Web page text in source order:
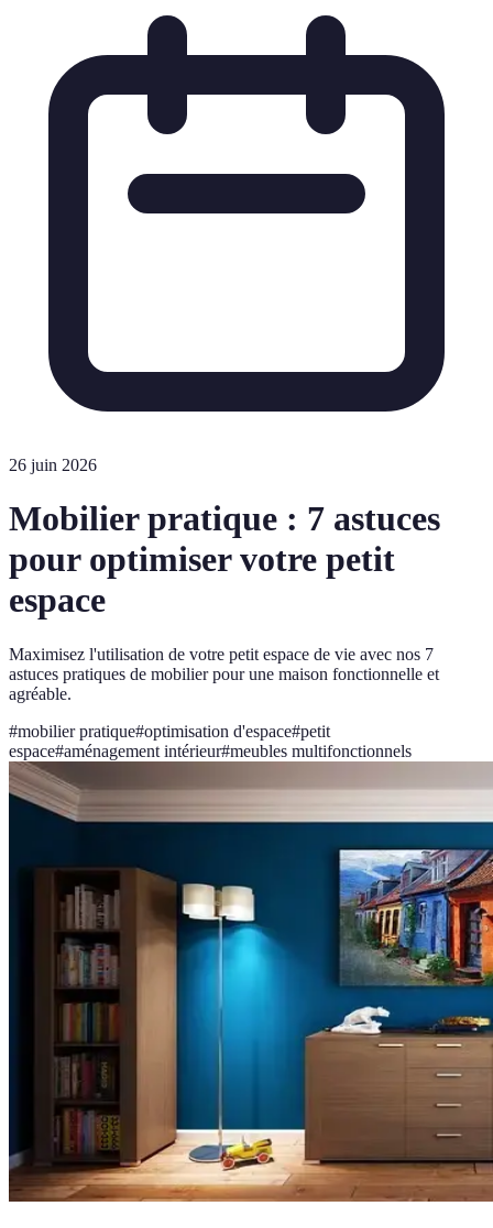
26 juin 2026
Mobilier pratique : 7 astuces
pour optimiser votre petit
espace
Maximisez l'utilisation de votre petit espace de vie avec nos 7
astuces pratiques de mobilier pour une maison fonctionnelle et
agréable.
#mobilier pratique#optimisation d'espace#petit
espace#aménagement intérieur#meubles multifonctionnels